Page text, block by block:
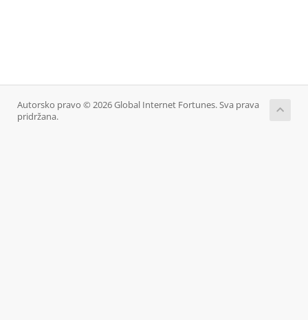
Autorsko pravo © 2026 Global Internet Fortunes. Sva prava
pridržana.